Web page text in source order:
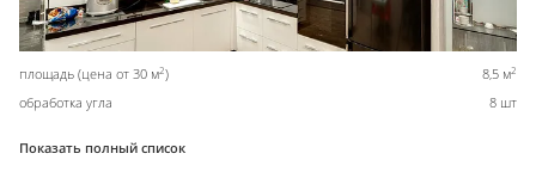
площадь (цена от 30 м2) 8,5 м2
обработка угла 8 шт
Показать полный список